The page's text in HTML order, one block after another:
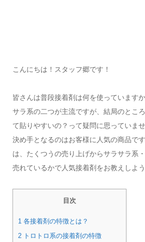
こんにちは！スタッフ郷です！
皆さんは普段接着剤は何を使っています
サラ系の二つが主流ですが、結局のとこ
て貼りやすいの？って疑問に思っていま
決め手となるのはお客様に人気の商品で
は、たくつうの売り上げからサラサラ系
売れているかで人気接着剤をお教えしよ
目次
1 各接着剤の特徴とは？
2 トロトロ系の接着剤の特徴